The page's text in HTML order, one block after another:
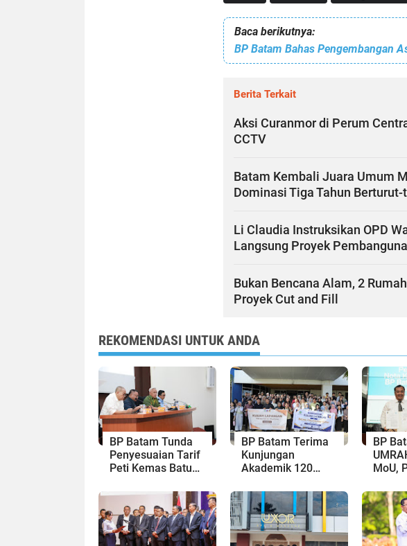
Baca berikutnya:
Berita Terkait
Aksi Curanmor di Perum
CCTV
Batam Kembali Juara Umum
Dominasi Tiga Tahun
Li Claudia Instruksikan OPD
Langsung Proyek
Bukan Bencana Alam, 2
Proyek Cut and Fill
REKOMENDASI UNTUK ANDA
BP Batam Tunda
Penyesuaian Tarif
Peti Kemas Batu
Agustus 2026
BP Batam Terima
Kunjungan
Akademik 120
Bahas
Pembangunan dan
Ekonomi Batam
BP
MoU,